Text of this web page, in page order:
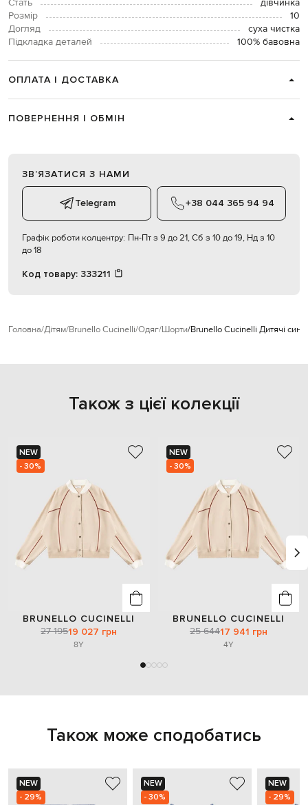
Стать
дівчинка
Розмір
10
Догляд
суха чистка
Підкладка деталей
100% бавовна
ОПЛАТА І ДОСТАВКА
ПОВЕРНЕННЯ І ОБМІН
ЗВʼЯЗАТИСЯ З НАМИ
Telegram +38 044 365 94 94
Графік роботи колцентру: Пн-Пт з 9 до 21, Сб з 10 до 19, Нд з 10
до 18
Код товару: 333211
Головна Дітям Brunello Cucinelli Одяг Шорти Brunello Cucinelli Дитячі
Також з цієї колекції
NEW
- 30%
BRUNELLO CUCINELLI
27 19519 027 грн
8Y
NEW
- 30%
BRUNELLO CUCINELLI
25 64417 941 грн
4Y
Також може сподобатись
NEW
- 29%
NEW
- 30%
NEW
- 29%